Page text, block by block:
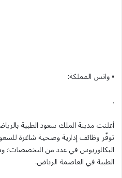
▪︎ واتس المملكة:
.
أعلنت مدينة الملك سعود الطبية
توفّر وظائف إدارية وصحية شاغرة
البكالوريوس في عدد من التخصصات؛
الطبية في العاصمة الرياض.